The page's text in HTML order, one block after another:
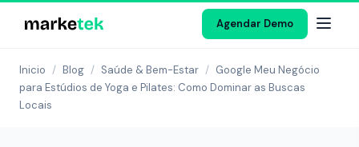
Agendar Demo
Inicio / Blog / Saúde & Bem-Estar / Google Meu Negócio
para Estúdios de Yoga e Pilates: Como Dominar as Buscas
Locais